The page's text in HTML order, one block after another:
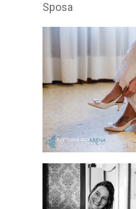
Sposa